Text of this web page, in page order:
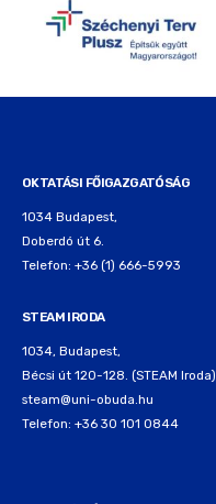
OKTATÁSI FŐIGAZGATÓSÁG
1034 Budapest,
Doberdó út 6.
Telefon: +36 (1) 666-5993
STEAM IRODA
1034, Budapest,
Bécsi út 120-128. (STEAM Iroda)
steam@uni-obuda.hu
Telefon: +36 30 101 0844